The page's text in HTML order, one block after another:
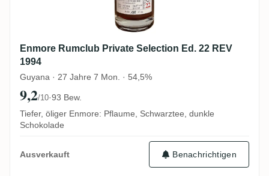
Enmore Rumclub Private Selection Ed. 22 REV
1994
Guyana · 27 Jahre 7 Mon. · 54,5%
9,2/10·93 Bew.
Tiefer, öliger Enmore: Pflaume, Schwarztee, dunkle
Schokolade
Ausverkauft Benachrichtigen